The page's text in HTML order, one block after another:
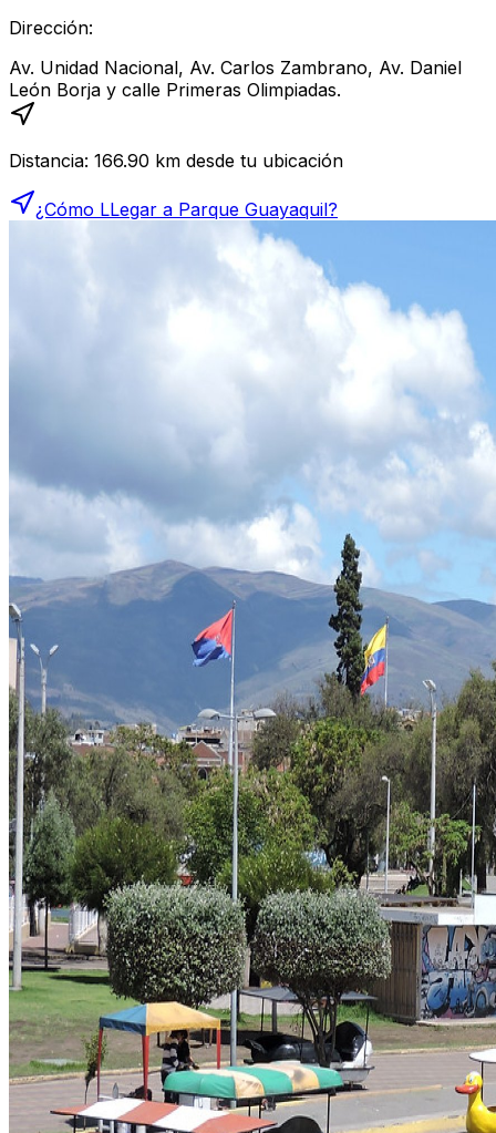
Dirección:
Av. Unidad Nacional, Av. Carlos Zambrano, Av. Daniel
León Borja y calle Primeras Olimpiadas.
Distancia: 166.90 km desde tu ubicación
¿Cómo LLegar a Parque Guayaquil?